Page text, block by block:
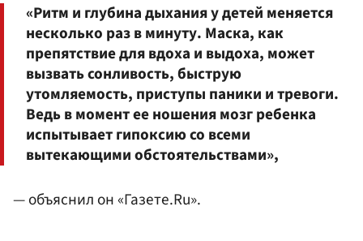
«Ритм и глубина дыхания у детей меняется
несколько раз в минуту. Маска, как
препятствие для вдоха и выдоха, может
вызвать сонливость, быструю
утомляемость, приступы паники и тревоги.
Ведь в момент ее ношения мозг ребенка
испытывает гипоксию со всеми
вытекающими обстоятельствами»,
— объяснил он «Газете.Ru».